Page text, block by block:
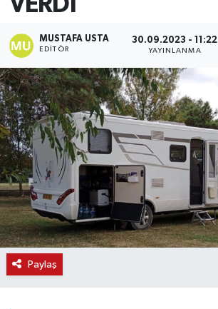
MUSTAFA USTA
EDITÖR
30.09.2023 - 11:22
YAYINLANMA
Paylaş